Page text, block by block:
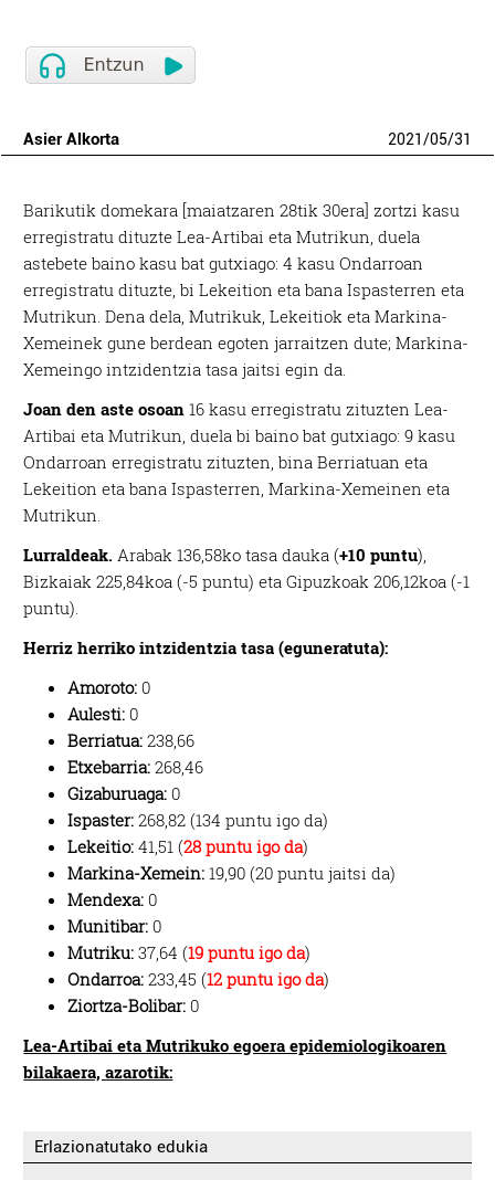
Asier Alkorta 2021/05/31
Barikutik domekara [maiatzaren 28tik 30era] zortzi kasu
erregistratu dituzte Lea-Artibai eta Mutrikun, duela
astebete baino kasu bat gutxiago: 4 kasu Ondarroan
erregistratu dituzte, bi Lekeition eta bana Ispasterren eta
Mutrikun. Dena dela, Mutrikuk, Lekeitiok eta Markina-
Xemeinek gune berdean egoten jarraitzen dute; Markina-
Xemeingo intzidentzia tasa jaitsi egin da.
Joan den aste osoan 16 kasu erregistratu zituzten Lea-
Artibai eta Mutrikun, duela bi baino bat gutxiago: 9 kasu
Ondarroan erregistratu zituzten, bina Berriatuan eta
Lekeition eta bana Ispasterren, Markina-Xemeinen eta
Mutrikun.
Lurraldeak. Arabak 136,58ko tasa dauka (+10 puntu),
Bizkaiak 225,84koa (-5 puntu) eta Gipuzkoak 206,12koa (-1
puntu).
Herriz herriko intzidentzia tasa (eguneratuta):
Amoroto:0
Aulesti:0
Berriatua:238,66
Etxebarria: 268,46
Gizaburuaga: 0
Ispaster: 268,82 (134 puntu igo da)
Lekeitio:41,51 (28 puntu igo da)
Markina-Xemein:19,90 (20 puntu jaitsi da)
Mendexa:0
Munitibar: 0
Mutriku:37,64 (19 puntu igo da)
Ondarroa:233,45 (12 puntu igo da)
Ziortza-Bolibar: 0
Lea-Artibai eta Mutrikuko egoera epidemiologikoaren
bilakaera, azarotik:
Erlazionatutako edukia